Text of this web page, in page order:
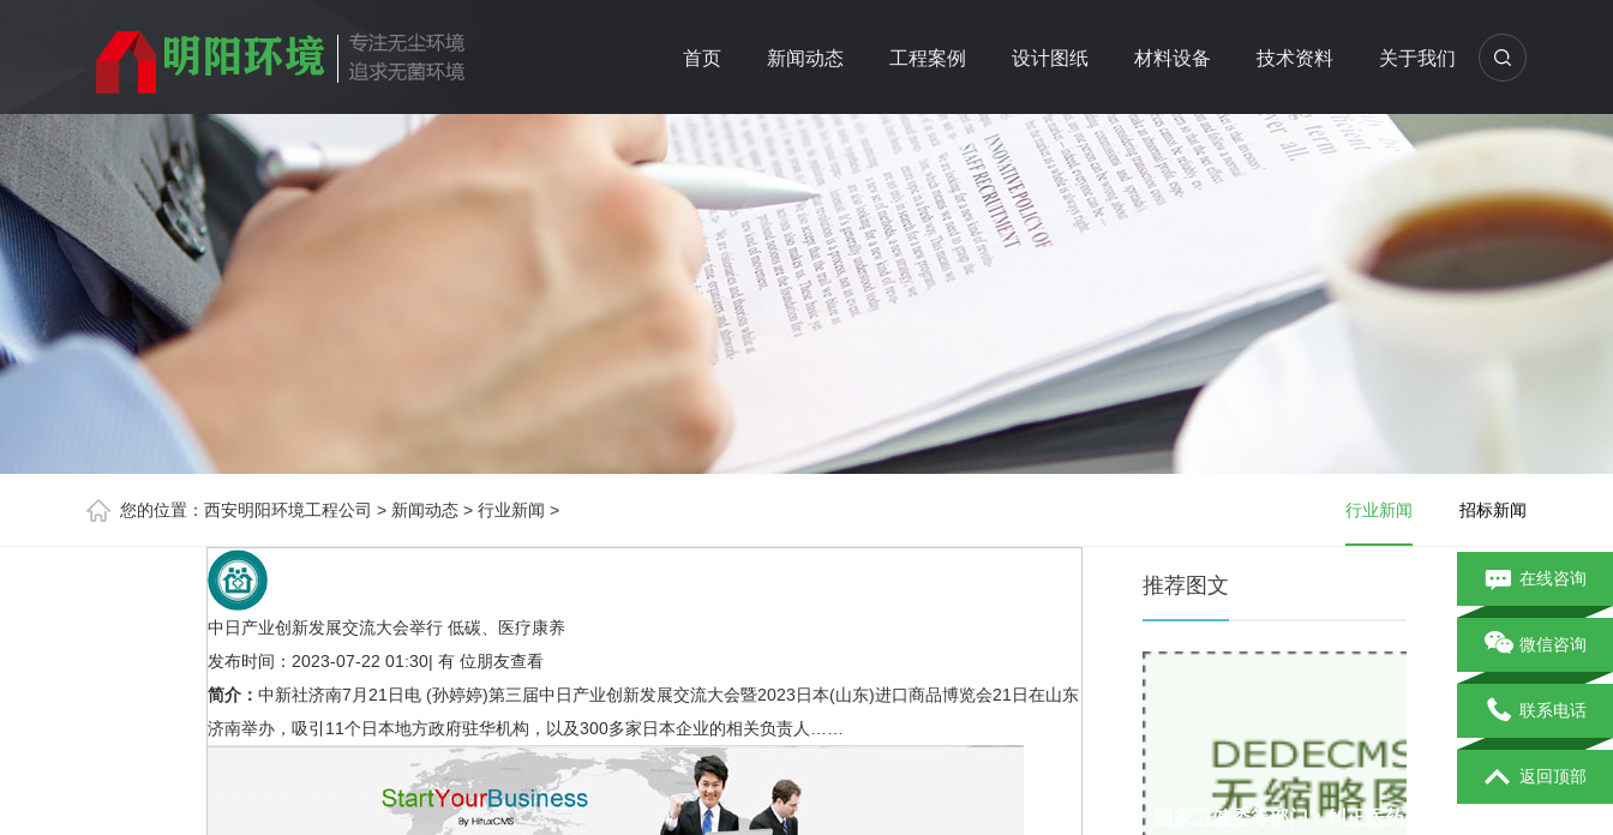
首页 新闻动态 工程案例 设计图纸 材料设备 技术资料 关于我们
您的位置： 西安明阳环境工程公司 > 新闻动态 > 行业新闻 > 行业新闻 招标新闻
中日产业创新发展交流大会举行 低碳、医疗康养
发布时间：2023-07-22 01:30| 有 位朋友查看
简介： 中新社济南7月21日电 (孙婷婷)第三届中日产业创新发展交流大会暨2023日本(山东)进口商品博览会21日在山东
济南举办，吸引11个日本地方政府驻华机构，以及300多家日本企业的相关负责人……
推荐图文
中日产业创新发展交流大会举行 低
国家卫健委等部门：纠正医药购销领
在线咨询
微信咨询
联系电话
返回顶部